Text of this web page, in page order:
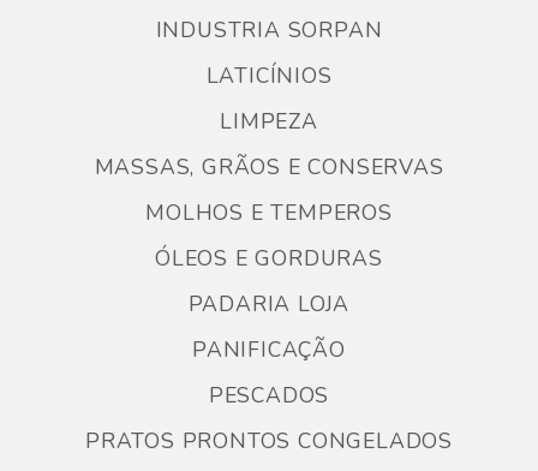
INDUSTRIA SORPAN
LATICÍNIOS
LIMPEZA
MASSAS, GRÃOS E CONSERVAS
MOLHOS E TEMPEROS
ÓLEOS E GORDURAS
PADARIA LOJA
PANIFICAÇÃO
PESCADOS
PRATOS PRONTOS CONGELADOS